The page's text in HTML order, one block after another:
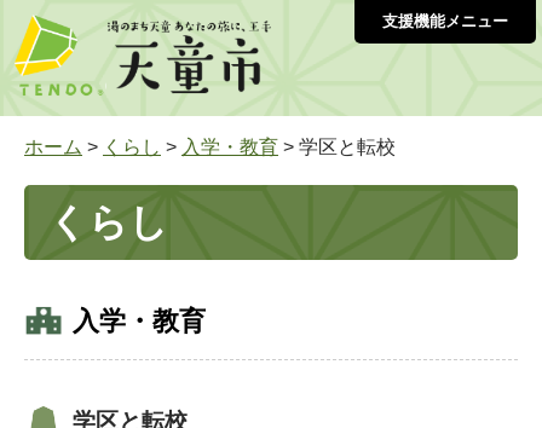
支援機能メニュー
ホーム > くらし > 入学・教育 > 学区と転校
くらし
入学・教育
学区と転校